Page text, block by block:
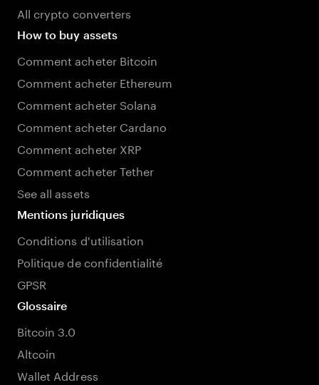
All crypto converters
How to buy assets
Comment acheter Bitcoin
Comment acheter Ethereum
Comment acheter Solana
Comment acheter Cardano
Comment acheter XRP
Comment acheter Tether
See all assets
Mentions juridiques
Conditions d'utilisation
Politique de confidentialité
GPSR
Glossaire
Bitcoin 3.0
Altcoin
Wallet Address